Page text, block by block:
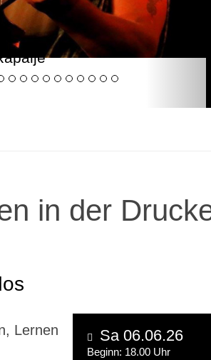
in der
Lernen
Sa 06.06.26
Beginn: 18.00 Uhr